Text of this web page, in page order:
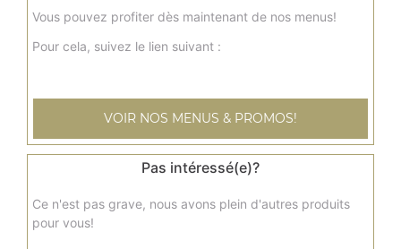
6 beignets crevettes
7.00
Mix samoussa
Chaussons fourré aux légumes, viande et épices
4.90€
Mix pakora
Beignets d'aubergines et pommes de terre légèrement
Vous pouvez profiter dès maintenant de nos menus!
Pour cela, suivez le lien suivant :
VOIR NOS MENUS & PROMOS!
Pas intéressé(e)?
Ce n'est pas grave, nous avons plein d'autres produits
pour vous!